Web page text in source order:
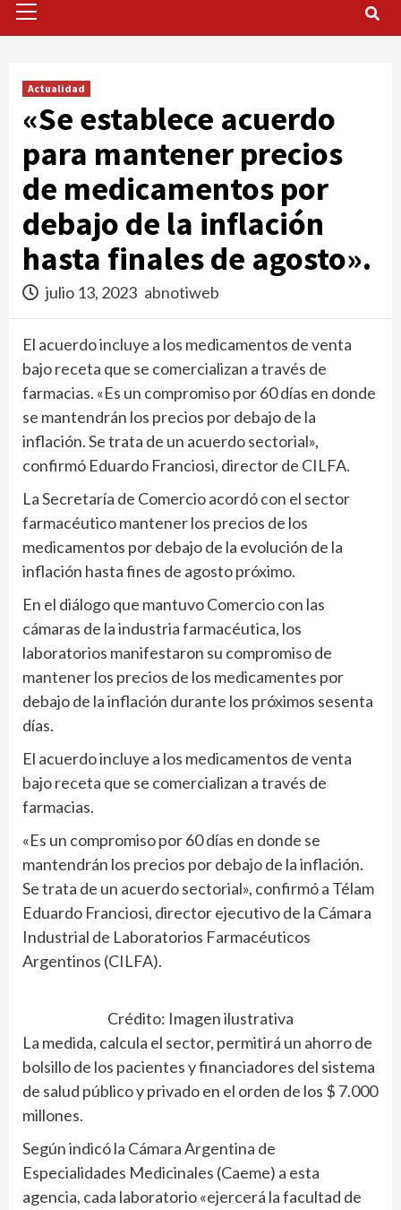
Menu
Actualidad
«Se establece acuerdo
para mantener precios
de medicamentos por
debajo de la inflación
hasta finales de agosto».
julio 13, 2023 abnotiweb
El acuerdo incluye a los medicamentos de venta
bajo receta que se comercializan a través de
farmacias. «Es un compromiso por 60 días en donde
se mantendrán los precios por debajo de la
inflación. Se trata de un acuerdo sectorial»,
confirmó Eduardo Franciosi, director de CILFA.
La Secretaría de Comercio acordó con el sector
farmacéutico mantener los precios de los
medicamentos por debajo de la evolución de la
inflación hasta fines de agosto próximo.
En el diálogo que mantuvo Comercio con las
cámaras de la industria farmacéutica, los
laboratorios manifestaron su compromiso de
mantener los precios de los medicamentes por
debajo de la inflación durante los próximos sesenta
días.
El acuerdo incluye a los medicamentos de venta
bajo receta que se comercializan a través de
farmacias.
«Es un compromiso por 60 días en donde se
mantendrán los precios por debajo de la inflación.
Se trata de un acuerdo sectorial», confirmó a Télam
Eduardo Franciosi, director ejecutivo de la Cámara
Industrial de Laboratorios Farmacéuticos
Argentinos (CILFA).
Crédito: Imagen ilustrativa
La medida, calcula el sector, permitirá un ahorro de
bolsillo de los pacientes y financiadores del sistema
de salud público y privado en el orden de los $ 7.000
millones.
Según indicó la Cámara Argentina de
Especialidades Medicinales (Caeme) a esta
agencia, cada laboratorio «ejercerá la facultad de